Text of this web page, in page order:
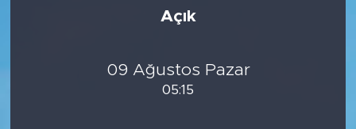
Açık
09 Ağustos Pazar
05:15